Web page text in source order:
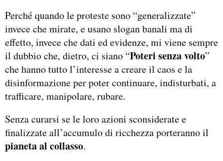
Perché quando le proteste sono “generalizzate”
invece che mirate, e usano slogan banali ma di
effetto, invece che dati ed evidenze, mi viene sempre
il dubbio che, dietro, ci siano “Poteri senza volto”
che hanno tutto l’interesse a creare il caos e la
disinformazione per poter continuare, indisturbati, a
trafficare, manipolare, rubare.
Senza curarsi se le loro azioni sconsiderate e
finalizzate all’accumulo di ricchezza porteranno il
pianeta al collasso.